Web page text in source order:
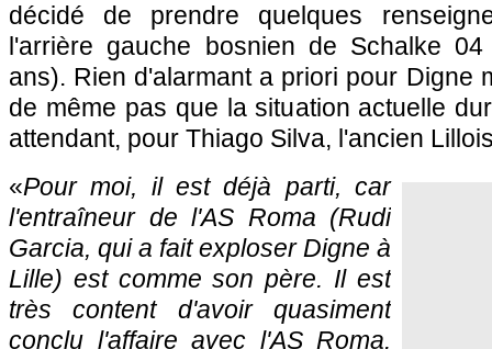
décidé de prendre quelques
l'arrière gauche bosnien de Schalke
ans). Rien d'alarmant a priori pour Digne
de même pas que la situation actuelle
attendant, pour Thiago Silva, l'ancien
«Pour moi, il est déjà parti, car
l'entraîneur de l'AS Roma (Rudi
Garcia, qui a fait exploser Digne à
Lille) est comme son père. Il est
très content d'avoir quasiment
conclu l'affaire avec l'AS Roma.